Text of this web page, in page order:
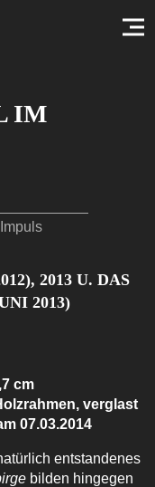
IM
Impuls
2013 U. DAS
2013)
cm
verglast
07.03.2014
entstandenes
bilden hingegen